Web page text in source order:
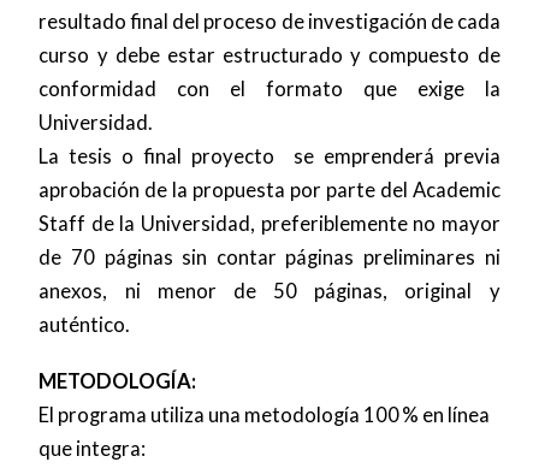
resultado final del proceso de investigación de cada
curso y debe estar estructurado y compuesto de
conformidad con el formato que exige la
Universidad.
La tesis o final proyecto se emprenderá previa
aprobación de la propuesta por parte del Academic
Staff de la Universidad, preferiblemente no mayor
de 70 páginas sin contar páginas preliminares ni
anexos, ni menor de 50 páginas, original y
auténtico.
METODOLOGÍA:
El programa utiliza una metodología 100 % en línea
que integra: